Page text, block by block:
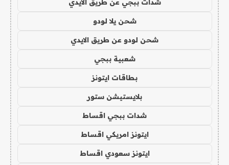
شحن يلا لودو
شحن لودو عن طريق الايدي
شعبية ببجي
بطاقات ايتونز
بلايستيشن ستور
شدات ببجي اقساط
ايتونز امريكي اقساط
ايتونز سعودي اقساط